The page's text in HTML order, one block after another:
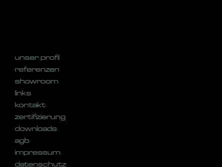
unser profil
referenzen
showroom
links
kontakt
zertifizierung
downloads
agb
impressum
datenschutz